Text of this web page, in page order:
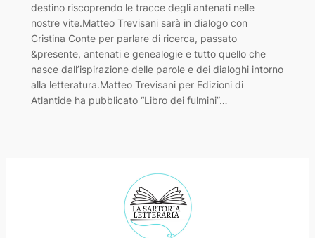
destino riscoprendo le tracce degli antenati nelle
nostre vite.Matteo Trevisani sarà in dialogo con
Cristina Conte per parlare di ricerca, passato
&presente, antenati e genealogie e tutto quello che
nasce dall’ispirazione delle parole e dei dialoghi intorno
alla letteratura.Matteo Trevisani per Edizioni di
Atlantide ha pubblicato “Libro dei fulmini”…